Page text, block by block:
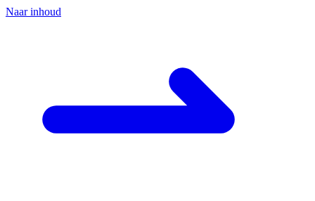
Naar inhoud